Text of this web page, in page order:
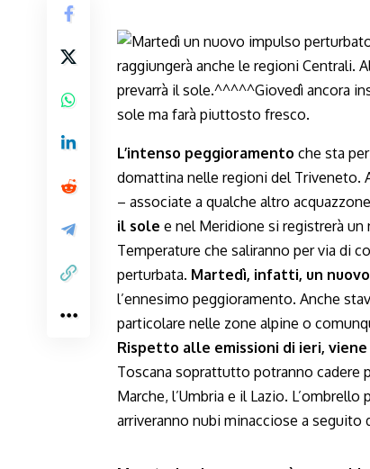
L’intenso peggioramento che sta
domattina nelle regioni del Triveneto.
– associate a qualche altro
il sole e nel Meridione si registrerà
Temperature che saliranno per via di
perturbata. Martedì, infatti, un
l’ennesimo peggioramento. Anche
particolare nelle zone alpine o
Rispetto alle emissioni di ieri,
Toscana soprattutto potranno cadere
Marche, l’Umbria e il Lazio.
arriveranno nubi minacciose a